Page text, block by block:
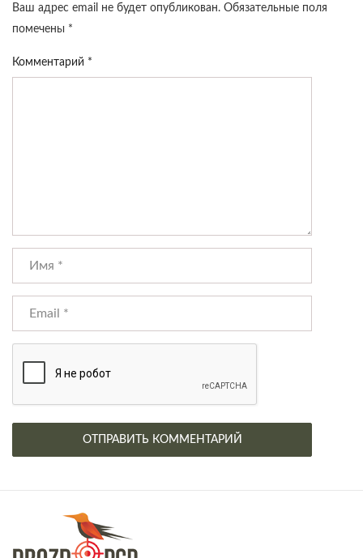
Ваш адрес email не будет опубликован. Обязательные поля
помечены *
Комментарий *